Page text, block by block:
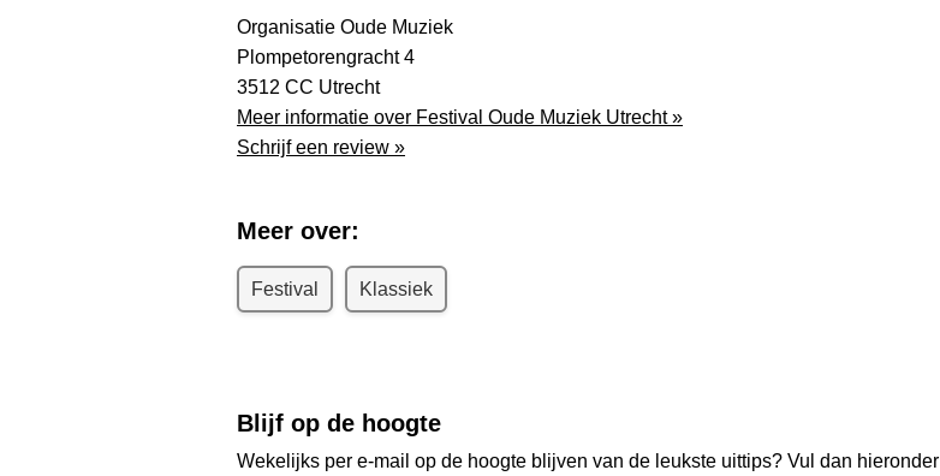
Organisatie Oude Muziek
Plompetorengracht 4
3512 CC Utrecht
Meer informatie over Festival Oude Muziek Utrecht »
Schrijf een review »
Meer over:
Festival Klassiek
Blijf op de hoogte
Wekelijks per e-mail op de hoogte blijven van de leukste uittips? Vul dan hieronder